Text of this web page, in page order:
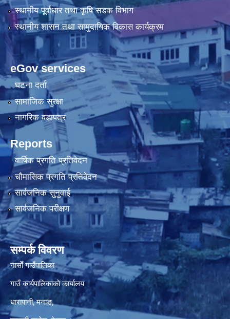
स्थानीय पूर्वाधार तथा कृषि सडक विभाग
स्थानीय शासन तथा सामुदायिक विकास कार्यक्रम
eGov services
घटना दर्ता
सामाजिक सुरक्षा
नागरिक वडापत्र
Reports
वार्षिक प्रगति प्रतिवेदन
चौमासिक प्रगति प्रतिवेदन
सार्वजनिक सुनुवाई
सार्वजनिक परीक्षण
सम्पर्क विवरण
नासाेँ गाउँपालिका
गाउँ कार्यपालिकाकाे कार्यालय
धारापानी‚ मनाङ‚